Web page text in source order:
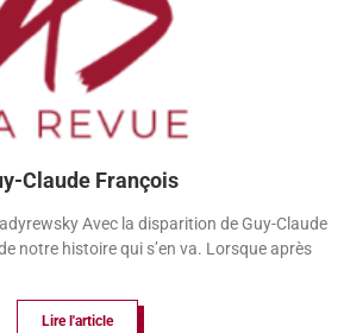
Claude François
Avec la disparition de Guy-Claude
notre histoire qui s’en va. Lorsque après
Lire l'article